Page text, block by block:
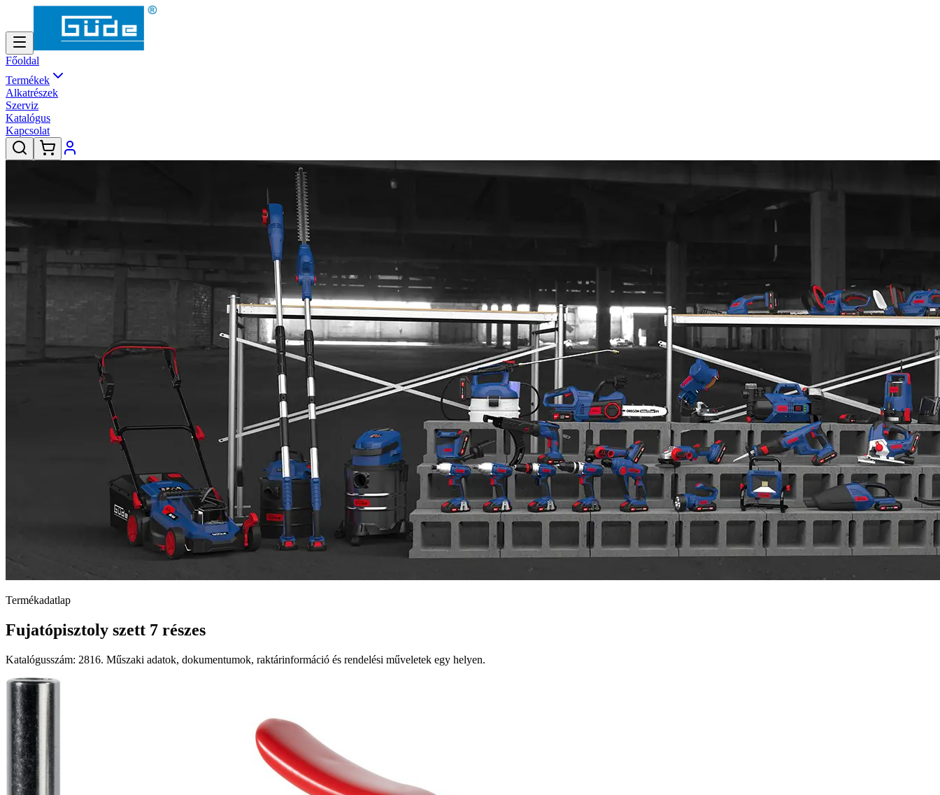
Főoldal
Termékek
Alkatrészek
Szerviz
Katalógus
Kapcsolat
Termékadatlap
Fujatópisztoly szett 7 részes
Katalógusszám: 2816. Műszaki adatok, dokumentumok, raktárinformáció és rendelési műveletek egy helyen.